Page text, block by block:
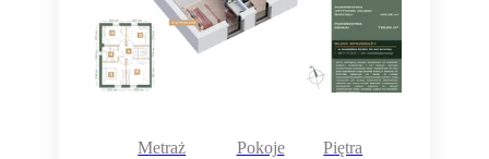
Metraż
Pokoje
Piętra